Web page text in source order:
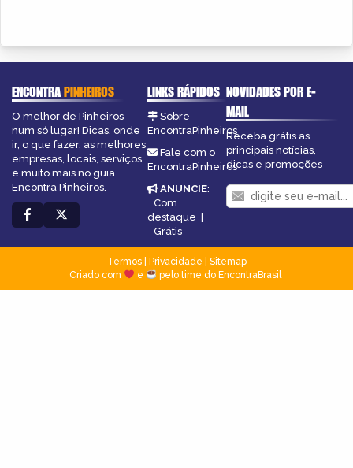
ENCONTRAPINHEIROS
O melhor de Pinheiros
num só lugar! Dicas, onde
ir, o que fazer, as melhores
empresas, locais, serviços
e muito mais no guia
Encontra Pinheiros.
LINKS RÁPIDOS
Sobre
EncontraPinheiros
Fale com o
EncontraPinheiros
ANUNCIE:
Com
destaque
Grátis
NOVIDADES POR E-
MAIL
Receba grátis as
principais notícias,
dicas e promoções
Termos| Privacidade
Sitemap
Criado com
e pelo time do EncontraBrasil